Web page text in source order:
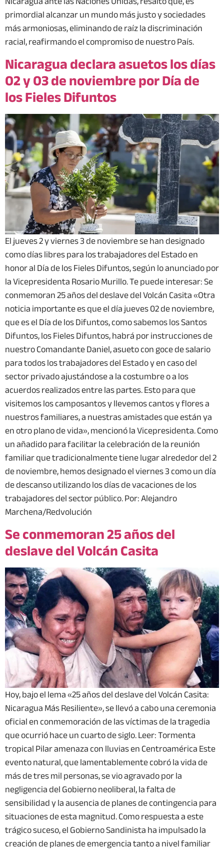
primordial alcanzar un mundo más justo y sociedades
más armoniosas, eliminando de raíz la discriminación
racial, reafirmando el compromiso de nuestro País.
Nicaragua declara asuetos los días
02 y 03 de noviembre por Día de
los Fieles Difuntos
El jueves 2 y viernes 3 de noviembre se han designado
como días libres para los trabajadores del Estado en
honor al Día de los Fieles Difuntos, según lo anunciado por
la Vicepresidenta Rosario Murillo. Te puede interesar: Se
conmemoran 25 años del deslave del Volcán Casita «Otra
noticia importante es que el día jueves 02 de noviembre,
que es el Día de los Difuntos, como sabemos los Santos
Difuntos, los Fieles Difuntos, habrá por instrucciones de
nuestro Comandante Daniel, asueto con goce de salario
para todos los trabajadores del Estado y en caso del
sector privado ajustándose a la costumbre o a los
acuerdos realizados entre las partes. Esto para que
visitemos los camposantos y llevemos cantos y flores a
nuestros familiares, a nuestras amistades que están ya
en otro plano de vida», mencionó la Vicepresidenta. Como
un añadido para facilitar la celebración de la reunión
familiar que tradicionalmente tiene lugar alrededor del 2
de noviembre, hemos designado el viernes 3 como un día
de descanso utilizando los días de vacaciones de los
trabajadores del sector público. Por: Alejandro
Marchena/Redvolución
Se conmemoran 25 años del
deslave del Volcán Casita
Hoy, bajo el lema «25 años del deslave del Volcán Casita:
Nicaragua Más Resiliente», se llevó a cabo una ceremonia
oficial en conmemoración de las víctimas de la tragedia
que ocurrió hace un cuarto de siglo. Leer: Tormenta
tropical Pilar amenaza con lluvias en Centroamérica Este
evento natural, que lamentablemente cobró la vida de
más de tres mil personas, se vio agravado por la
negligencia del Gobierno neoliberal, la falta de
sensibilidad y la ausencia de planes de contingencia para
situaciones de esta magnitud. Como respuesta a este
trágico suceso, el Gobierno Sandinista ha impulsado la
creación de planes de emergencia tanto a nivel familiar